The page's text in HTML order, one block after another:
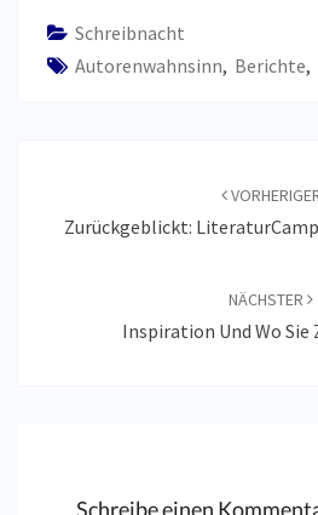
Schreibnacht
Autorenwahnsinn, Berichte,
Zurückgeblickt:
NÄCHSTER
Inspiration Und Wo Sie
Schreibe einen